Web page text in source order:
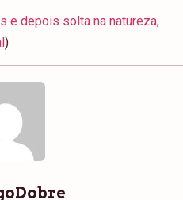
e depois solta na natureza,
)